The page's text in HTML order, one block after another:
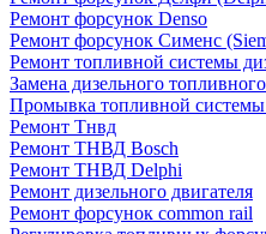
Ремонт форсунок Denso
Ремонт форсунок Сименс
Ремонт топливной системы
Замена дизельного
Промывка топливной системы
Ремонт Тнвд
Ремонт ТНВД Bosch
Ремонт ТНВД Delphi
Ремонт дизельного двигателя
Ремонт форсунок common rail